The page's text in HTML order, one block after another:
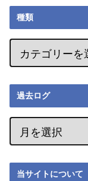
種類
過去ログ
当サイトについて